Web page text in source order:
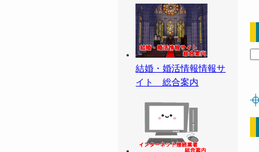
結婚・婚活情報情報サ
イト 総合案内